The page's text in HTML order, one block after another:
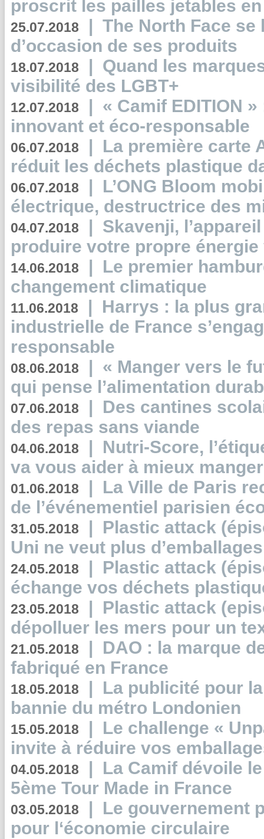
proscrit les pailles jetables
25.07.2018 | The North Face se
d’occasion de ses produits
18.07.2018 | Quand les
visibilité des LGBT+
12.07.2018 | « Camif EDITION
innovant et éco-responsable
06.07.2018 | La première carte
réduit les déchets plastique
06.07.2018 | L’ONG Bloom
électrique, destructrice des
04.07.2018 | Skavenji,
produire votre propre
14.06.2018 | Le premier
changement climatique
11.06.2018 | Harrys : la plus
industrielle de France
responsable
08.06.2018 | « Manger vers le
qui pense l’alimentation
07.06.2018 | Des cantines
des repas sans viande
04.06.2018 | Nutri-Score,
va vous aider à mieux
01.06.2018 | La Ville de Paris
de l’événementiel parisien
31.05.2018 | Plastic attack
Uni ne veut plus
24.05.2018 | Plastic attack
échange vos déchets
23.05.2018 | Plastic attack
dépolluer les mers pour un
21.05.2018 | DAO : la marque
fabriqué en France
18.05.2018 | La publicité pour
bannie du métro Londonien
15.05.2018 | Le challenge «
invite à réduire vos
04.05.2018 | La Camif dévoile
5ème Tour Made in France
03.05.2018 | Le gouvernement
pour l‘économie circulaire